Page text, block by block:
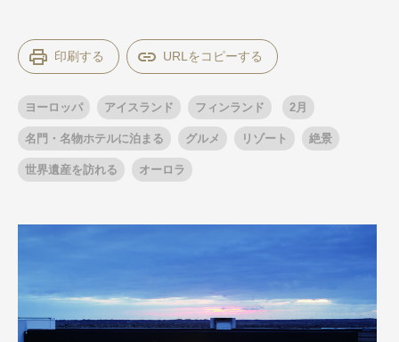
6月
7月 8月
9月
ゴールデンウィーク
お盆・夏休み
年末年始
ブランド
美術鑑賞
ヨーロッパの田舎（村・町）
9月
10月 11月
12月
ブランド
夢の休日 煌
夢の休日 国内旅行
四季彩紀行
ラグジュアリーバスでめぐる
ガンツウ
ななつ星in九州
印刷する
ヨーロッパ アイスランド フィンランド 2月
名門・名物ホテルに泊まる グルメ リゾート 絶景
世界遺産を訪れる オーロラ